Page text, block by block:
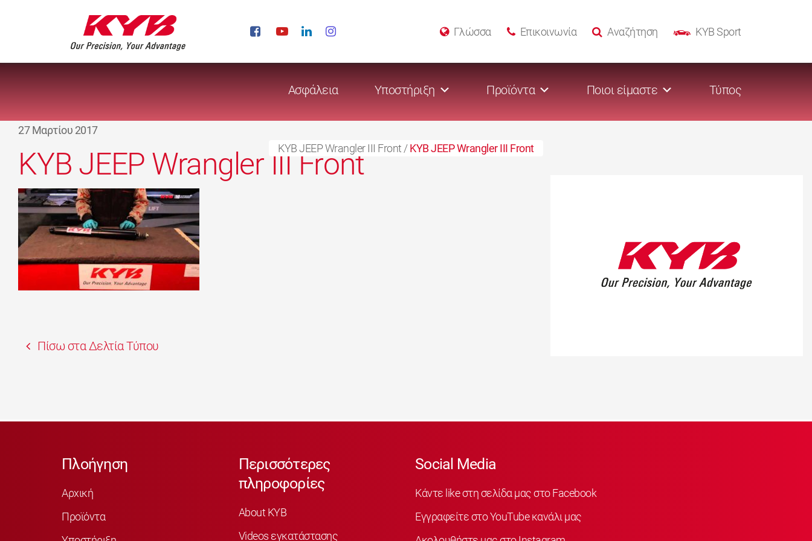
KYB Sport
Αναζήτηση
Επικοινωνία
Γλώσσα
Ασφάλεια Υποστήριξη Προϊόντα Ποιοι είμαστε Τύπος
KYB JEEP Wrangler III Front /KYB JEEP Wrangler III Front
27 Μαρτίου 2017
KYB JEEP Wrangler III Front
Πίσω στα Δελτία Τύπου
Πλοήγηση
Αρχική
Προϊόντα
Περισσότερες
πληροφορίες
About KYB
Videos εγκατάστασης
Social Media
Κάντε like στη σελίδα μας στο Facebook
Εγγραφείτε στο YouTube κανάλι μας